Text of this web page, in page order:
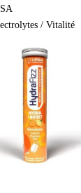
/ Vitalité